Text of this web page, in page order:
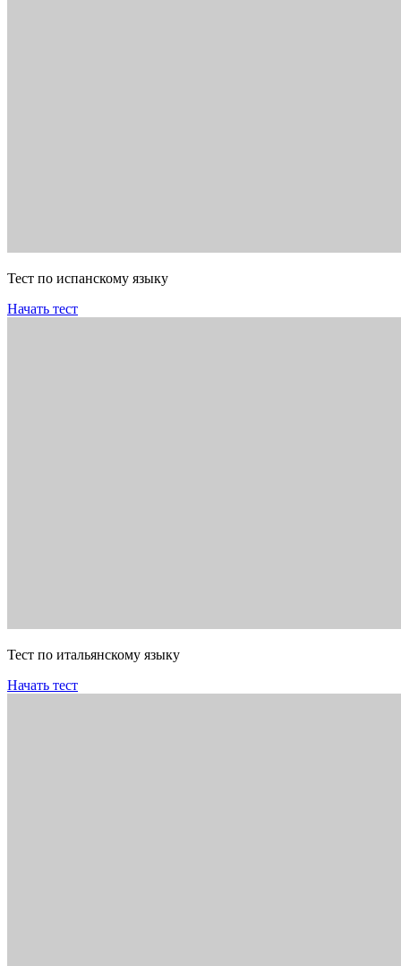
Тест по испанскому языку
Начать тест
Тест по итальянскому языку
Начать тест